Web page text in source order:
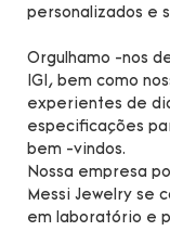
personalizados e
Orgulhamo -nos
IGI, bem como
experientes de
especificações
bem -vindos.
Nossa empresa
Messi Jewelry se
em laboratório e